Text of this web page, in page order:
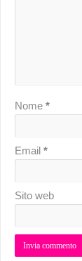
Nome *
Email *
Sito web